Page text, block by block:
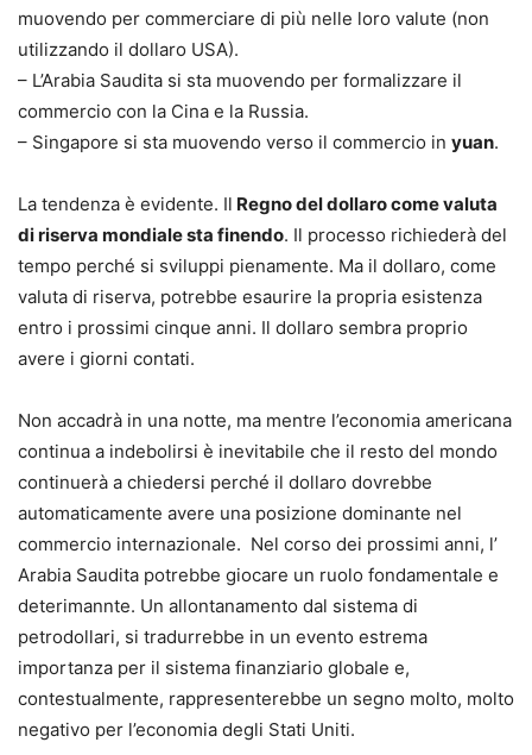
muovendo per commerciare di più nelle loro valute (non
utilizzando il dollaro USA).
– L’Arabia Saudita si sta muovendo per formalizzare il
commercio con la Cina e la Russia.
– Singapore si sta muovendo verso il commercio in yuan.
La tendenza è evidente. Il Regno del dollaro come valuta
di riserva mondiale sta finendo. Il processo richiederà del
tempo perché si sviluppi pienamente. Ma il dollaro, come
valuta di riserva, potrebbe esaurire la propria esistenza
entro i prossimi cinque anni. Il dollaro sembra proprio
avere i giorni contati.
Non accadrà in una notte, ma mentre l’economia americana
continua a indebolirsi è inevitabile che il resto del mondo
continuerà a chiedersi perché il dollaro dovrebbe
automaticamente avere una posizione dominante nel
commercio internazionale. Nel corso dei prossimi anni, l’
Arabia Saudita potrebbe giocare un ruolo fondamentale e
deterimannte. Un allontanamento dal sistema di
petrodollari, si tradurrebbe in un evento estrema
importanza per il sistema finanziario globale e,
contestualmente, rappresenterebbe un segno molto, molto
negativo per l’economia degli Stati Uniti.